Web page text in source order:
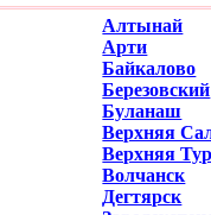
Алтынай
Арти
Байкалово
Березовский
Буланаш
Верхняя
Верхняя
Волчанск
Дегтярск